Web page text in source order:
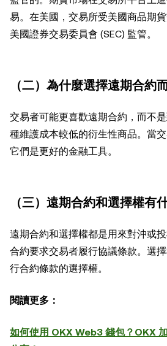
易。在美國，交易所受美國商品期
美國證券交易委員會 (SEC) 監管。
（二）為什麼選擇遠期合約
交易者可能更喜歡遠期合約，而不
種維護成本較低的衍生性商品。當
它們是更好的金融工具。
（三）遠期合約和選擇權有
遠期合約和選擇權都是用來對沖或
合約要求交易者履行協議條款。選
行合約條款的選擇權。
閱讀更多：
如何使用 OKX Web3 錢包？OKX